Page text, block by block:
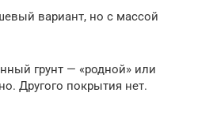
вариант, но с массой
грунт — «родной» или
Другого покрытия нет.